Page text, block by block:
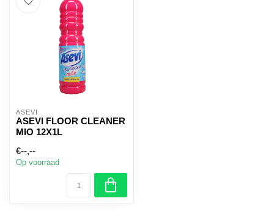
ASEVI
ASEVI FLOOR CLEANER
MIO 12X1L
€--,--
Op voorraad